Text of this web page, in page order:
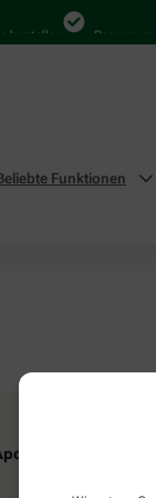
Bequem
Funktionen